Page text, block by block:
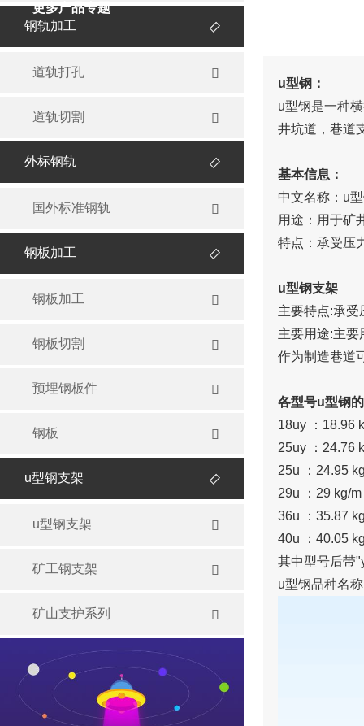
u型钢：
u型钢是一种
井坑道，巷道
基本信息：
中文名称：u
用途：用于矿
特点：承受压
u型钢支架
主要特点:承受
主要用途:主
作为制造巷道
各型号u型钢
18uy ：18.96
25uy ：24.76
25u ：24.95
29u ：29 kg/m
36u ：35.87
40u ：40.05
其中型号后带
u型钢品种名
钢轨加工 
道轨打孔 
道轨切割 
外标钢轨 
国外标准钢轨 
钢板加工 
钢板加工 
钢板切割 
预埋钢板件 
钢板 
u型钢支架 
u型钢支架 
矿工钢支架 
矿山支护系列 
更多产品专题